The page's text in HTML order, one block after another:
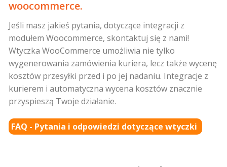
woocommerce.
Jeśli masz jakieś pytania, dotyczące integracji z
modułem Woocommerce, skontaktuj się z nami!
Wtyczka WooCommerce umożliwia nie tylko
wygenerowania zamówienia kuriera, lecz także wycenę
kosztów przesyłki przed i po jej nadaniu. Integracje z
kurierem i automatyczna wycena kosztów znacznie
przyspieszą Twoje działanie.
FAQ - Pytania i odpowiedzi dotyczące wtyczki